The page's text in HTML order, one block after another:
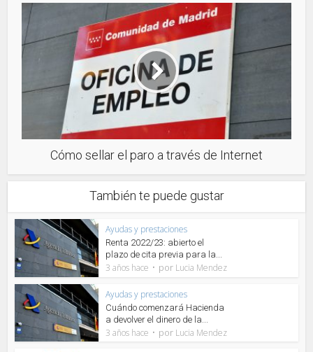
Cómo sellar el paro a través de Internet
También te puede gustar
Ayudas y prestaciones
Renta 2022/23: abierto el
plazo de cita previa para la...
3 años hace por Lucia Mendez
Ayudas y prestaciones
Cuándo comenzará Hacienda
a devolver el dinero de la...
3 años hace por Lucia Mendez